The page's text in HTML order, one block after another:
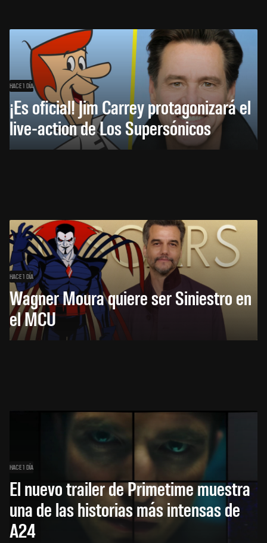
HACE 1 DÍA
¡Es oficial! Jim Carrey protagonizará el
live-action de Los Supersónicos
HACE 1 DÍA
Wagner Moura quiere ser Siniestro en
el MCU
HACE 1 DÍA
El nuevo trailer de Primetime muestra
una de las historias más intensas de
A24